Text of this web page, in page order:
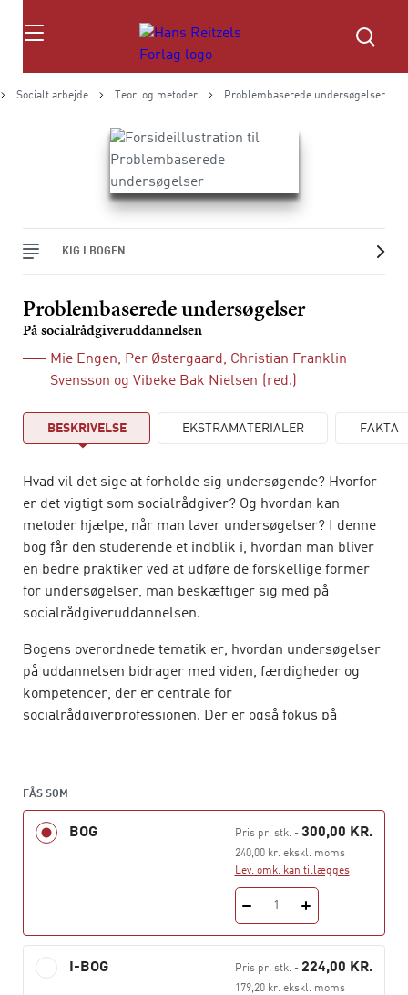
Søg
Socialt arbejde Teori og metoder Problembaserede undersøgelser
KIG I BOGEN
Problembaserede undersøgelser
På socialrådgiveruddannelsen
Mie Engen, Per Østergaard, Christian Franklin
Svensson og Vibeke Bak Nielsen (red.)
BESKRIVELSE EKSTRAMATERIALER FAKTA
Hvad vil det sige at forholde sig undersøgende? Hvorfor
er det vigtigt som socialrådgiver? Og hvordan kan
metoder hjælpe, når man laver undersøgelser? I denne
bog får den studerende et indblik i, hvordan man bliver
en bedre praktiker ved at udføre de forskellige former
for undersøgelser, man beskæftiger sig med på
socialrådgiveruddannelsen.
Bogens overordnede tematik er, hvordan undersøgelser
på uddannelsen bidrager med viden, færdigheder og
kompetencer, der er centrale for
socialrådgiverprofessionen. Der er også fokus på
Bogens særkende er læsevenlighed, brugbarhed,
fokusering og overblik. Derfor er der:
Et ligefremt og ukompliceret skriftsprog
Løbende brug af modeller
Begrebsforklaringer og definitioner
FÅS SOM
BOG Pris pr. stk.- 300,00 KR.
240,00 kr. ekskl. moms
Lev. omk. kan tillægges
1
I-BOG Pris pr. stk.- 224,00 KR.
179,20 kr. ekskl. moms